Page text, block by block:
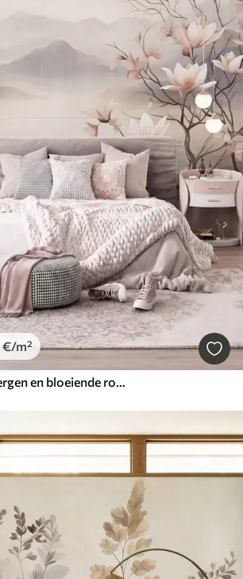
€/m²
Muurschildering Bergen en bloeiende roze magnoliatakken, een landschap met veel textuur